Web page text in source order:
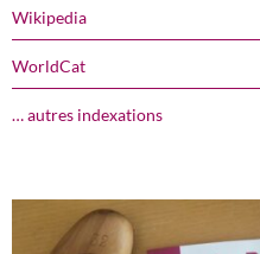
Wikipedia
WorldCat
… autres indexations